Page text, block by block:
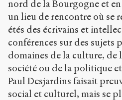
nord de la Bourgogne et en
un lieu de rencontre où se
étés des écrivains et
conférences sur des sujets
domaines de la culture, de
société ou de la politique
Paul Desjardins faisait
social et culturel, mais se